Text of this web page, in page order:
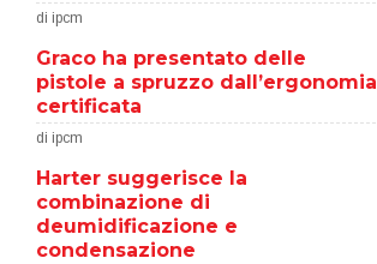
di ipcm
Graco ha presentato delle
pistole a spruzzo dall’ergonomia
certificata
di ipcm
Harter suggerisce la
combinazione di
deumidificazione e
condensazione